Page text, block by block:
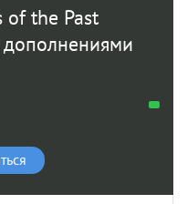
of the Past
дополнениями